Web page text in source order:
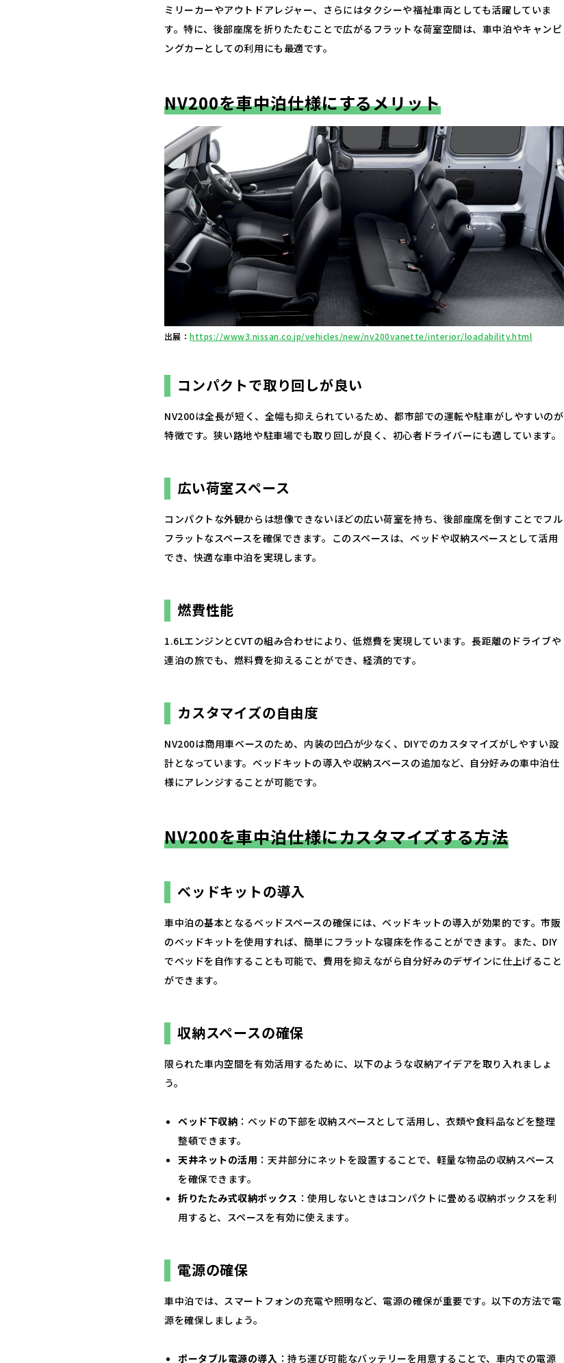
ミリーカーやアウトドアレジャー、さらにはタクシーや福祉車両としても活躍していま
す。​特に、後部座席を折りたたむことで広がるフラットな荷室空間は、車中泊やキャンピ
ングカーとしての利用にも最適です。
NV200を車中泊仕様にするメリット
出展：https://www3.nissan.co.jp/vehicles/new/nv200vanette/interior/loadability.html
コンパクトで取り回しが良い
NV200は全長が短く、全幅も抑えられているため、都市部での運転や駐車がしやすいのが
特徴です。​狭い路地や駐車場でも取り回しが良く、初心者ドライバーにも適しています。​
広い荷室スペース
コンパクトな外観からは想像できないほどの広い荷室を持ち、後部座席を倒すことでフル
フラットなスペースを確保できます。​このスペースは、ベッドや収納スペースとして活用
でき、快適な車中泊を実現します。​
燃費性能
1.6LエンジンとCVTの組み合わせにより、低燃費を実現しています。​長距離のドライブや
連泊の旅でも、燃料費を抑えることができ、経済的です。
カスタマイズの自由度
NV200は商用車ベースのため、内装の凹凸が少なく、DIYでのカスタマイズがしやすい設
計となっています。​ベッドキットの導入や収納スペースの追加など、自分好みの車中泊仕
様にアレンジすることが可能です。​
NV200を車中泊仕様にカスタマイズする方法
ベッドキットの導入
車中泊の基本となるベッドスペースの確保には、ベッドキットの導入が効果的です。​市販
のベッドキットを使用すれば、簡単にフラットな寝床を作ることができます。​また、DIY
でベッドを自作することも可能で、費用を抑えながら自分好みのデザインに仕上げること
ができます。​
収納スペースの確保
限られた車内空間を有効活用するために、以下のような収納アイデアを取り入れましょ
う。​
ベッド下収納 ：​ベッドの下部を収納スペースとして活用し、衣類や食料品などを整理
整頓できます。​
天井ネットの活用 ：​天井部分にネットを設置することで、軽量な物品の収納スペース
を確保できます。​
折りたたみ式収納ボックス ：​使用しないときはコンパクトに畳める収納ボックスを利
用すると、スペースを有効に使えます。​
電源の確保
車中泊では、スマートフォンの充電や照明など、電源の確保が重要です。​以下の方法で電
源を確保しましょう。​
ポータブル電源の導入 ：​持ち運び可能なバッテリーを用意することで、車内での電源